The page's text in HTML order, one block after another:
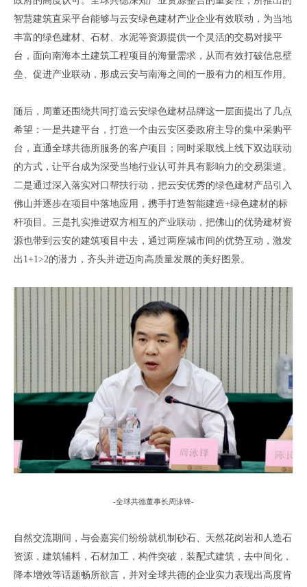
智慧建筑直采平台能够与云安绿色建材产业企业有效联动 ， 为当地
丰富的绿色建材、石材、水泥等资源提供一个灵活的交易对接平
台 ， 面向南海本土建筑工程项目的海量需求 ， 从而有效打破信息壁
垒、 促进产业联动 ， 形成云安与南海之间的一股有力的相互作用 。
随后 ， 周董还围绕共同打造云安绿色建材品牌这一层面提出了几点
希望 ： 一是共建平台 ， 打造一个由云安区委政府主导的集中采购平
台 ， 直通全球共德所服务的客户项目 ； 同时采取线上线下双边联动
的方式 ， 让平台成为深受当地行业认可并具有影响力的交易渠道。
二是通过深入落实对口帮扶行动 ， 把云安优秀的绿色建材产品引入
佛山并逐步在项目中落地应用 ， 携手打造智能建造+绿色建材的标
杆项目 。 三是扎实推进双方相互的产业联动 ， 把佛山的优势建材资
源也带到云安的建筑项目中去 ， 通过两座城市间的优势互动 ， 激发
出 1+1>2的潜力 ， 齐头并进迈向高质量发展的美好图景。
-全球共德董事长周泳锋-
自然交流期间 ， 与会嘉宾们纷纷就机制 砂石、天然花岗岩和人造石
资源，建筑辅料，石材加工，构件突破， 装配式建筑 ，去中间化，
降本增效等话题畅所欲言 ， 并对全球共德的企业实力表现出高度肯